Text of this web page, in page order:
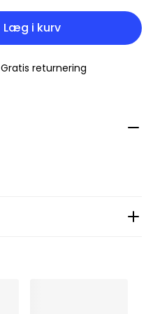
Læg i kurv
Gratis returnering